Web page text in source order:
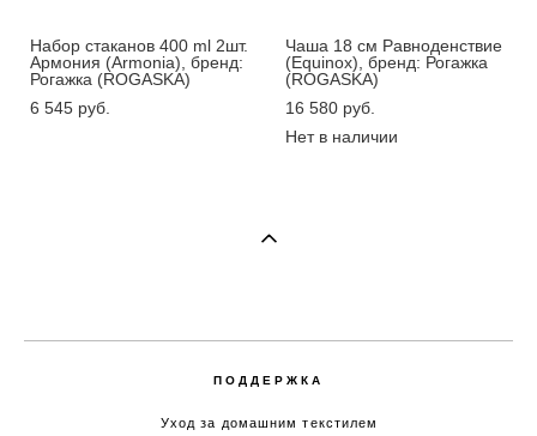
Набор стаканов 400 ml 2шт.
Армония (Armonia), бренд:
Рогажка (ROGASKA)
6 545 pуб.
Чаша 18 см Равноденствие
(Equinox), бренд: Рогажка
(ROGASKA)
16 580 pуб.
Нет в наличии
ПОДДЕРЖКА
Уход за домашним текстилем